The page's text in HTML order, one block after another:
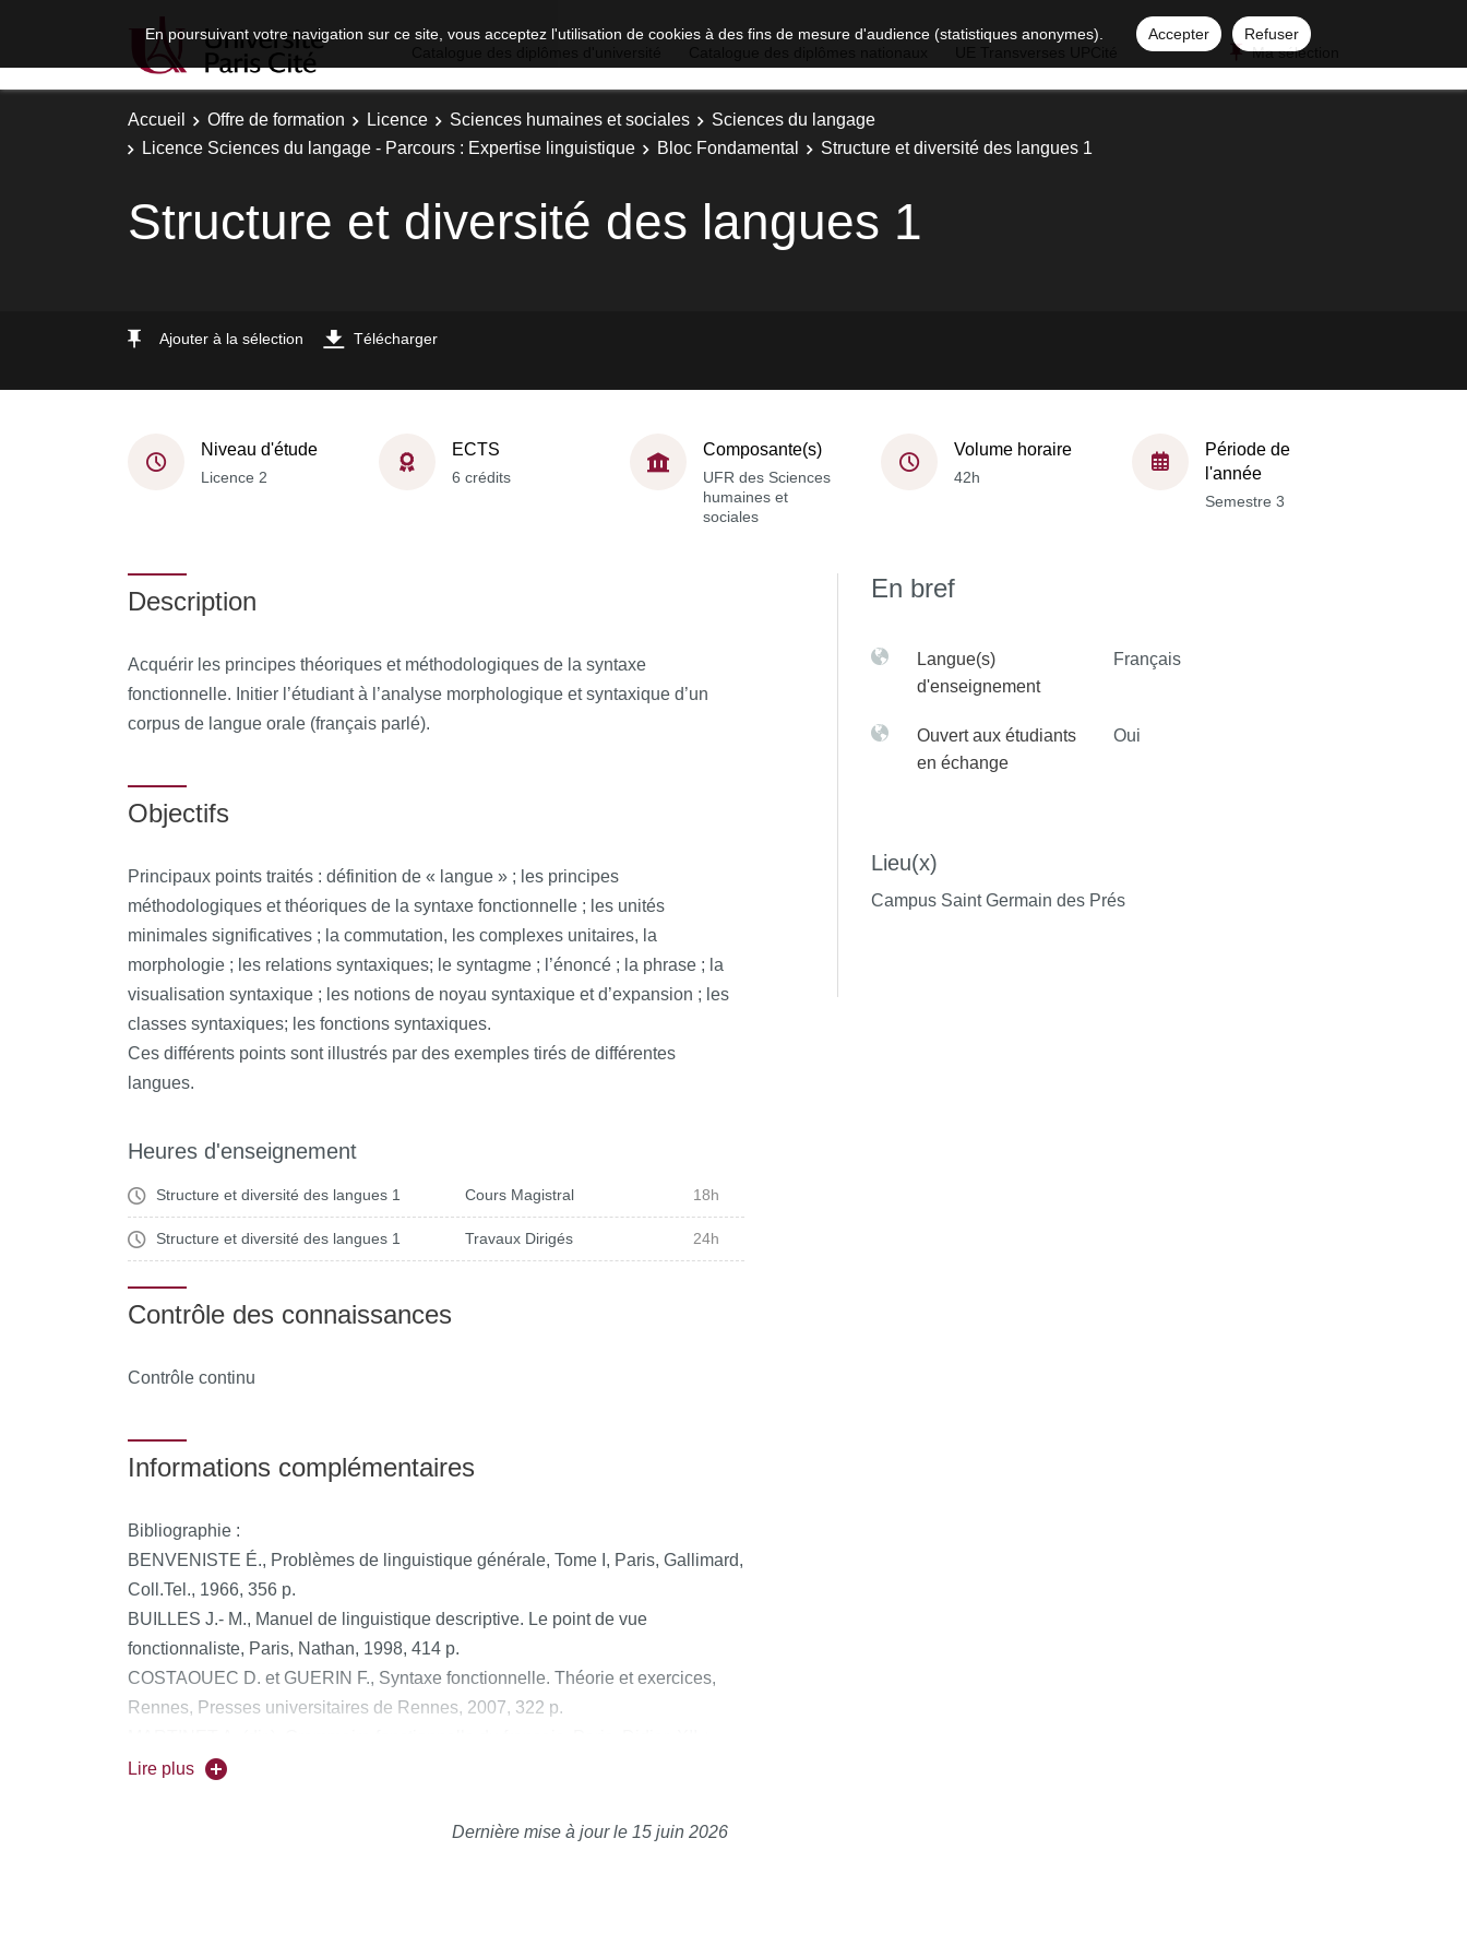
En poursuivant votre navigation sur ce site, vous acceptez l'utilisation de cookies à des fins de mesure d'audience (statistiques anonymes). Accepter
Refuser
Ma sélection
Accueil Offre de formation Licence Sciences humaines et sociales
Sciences du langage
Licence Sciences du langage - Parcours : Expertise linguistique
Bloc Fondamental Structure et diversité des langues 1
Structure et diversité des langues 1
Ajouter à la sélection Télécharger
Niveau d'étude
Licence 2
ECTS
6 crédits
Composante(s)
UFR des Sciences
humaines et
sociales
Volume horaire
42h
Période de
l'année
Semestre 3
Description
Acquérir les principes théoriques et méthodologiques de la syntaxe
fonctionnelle. Initier l’étudiant à l’analyse morphologique et syntaxique d’un
corpus de langue orale (français parlé).
Objectifs
Principaux points traités : définition de « langue » ; les principes
méthodologiques et théoriques de la syntaxe fonctionnelle ; les unités
minimales significatives ; la commutation, les complexes unitaires, la
morphologie ; les relations syntaxiques; le syntagme ; l’énoncé ; la phrase ; la
visualisation syntaxique ; les notions de noyau syntaxique et d’expansion ; les
classes syntaxiques; les fonctions syntaxiques.
Ces différents points sont illustrés par des exemples tirés de différentes
langues.
Heures d'enseignement
Structure et diversité des langues 1 Cours Magistral 18h
Structure et diversité des langues 1 Travaux Dirigés 24h
Contrôle des connaissances
Contrôle continu
Informations complémentaires
Bibliographie :
BENVENISTE É., Problèmes de linguistique générale, Tome I, Paris, Gallimard,
Coll.Tel., 1966, 356 p.
BUILLES J.- M., Manuel de linguistique descriptive. Le point de vue
fonctionnaliste, Paris, Nathan, 1998, 414 p.
COSTAOUEC D. et GUERIN F., Syntaxe fonctionnelle. Théorie et exercices,
Rennes, Presses universitaires de Rennes, 2007, 322 p.
1979, 276 p.
Lire plus
Dernière mise à jour le 15 juin 2026
En bref
Langue(s)
d'enseignement
Français
Ouvert aux étudiants
en échange
Oui
Lieu(x)
Campus Saint Germain des Prés